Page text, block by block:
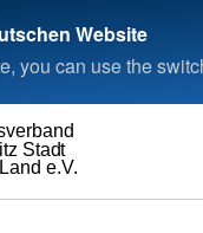
Website
you can use the
e.V.
Stadt